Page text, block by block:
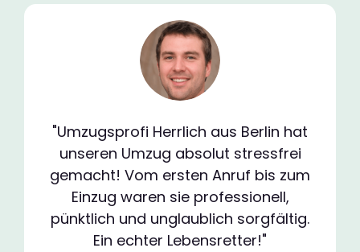
"Umzugsprofi Herrlich aus Berlin hat
unseren Umzug absolut stressfrei
gemacht! Vom ersten Anruf bis zum
Einzug waren sie professionell,
pünktlich und unglaublich sorgfältig.
Ein echter Lebensretter!"